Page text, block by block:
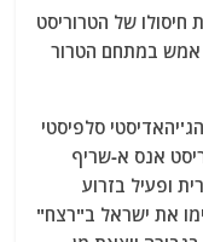
חיסולו של הטרוריסט
אמש במתחם הטרור
סלפיסטי
אנס א-שריף
ופעיל בזרוע
את ישראל ב"רצח"